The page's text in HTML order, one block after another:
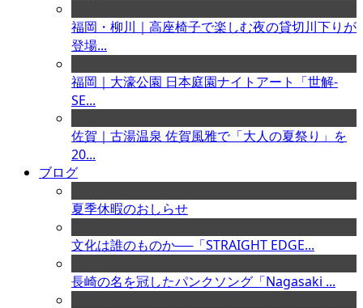
福岡・柳川｜高座椅子で楽しむ夜の貸切川下りが
登場...
福岡｜大濠公園 日本庭園ナイトアート「世解-
SE...
佐賀｜古湯温泉 佐賀風雅で「大人の夏祭り」を
20...
ブログ
夏季休暇のおしらせ
文化は誰のものか──「STRAIGHT EDGE...
長崎の名を冠したパンクソング「Nagasaki ...